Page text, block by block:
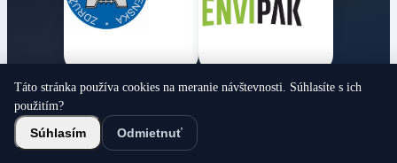
Obecné noviny
© 2026 Všetky práva vyhradené
Táto stránka používa cookies na meranie návštevnosti. Súhlasíte s ich
použitím?
Súhlasím Odmietnuť